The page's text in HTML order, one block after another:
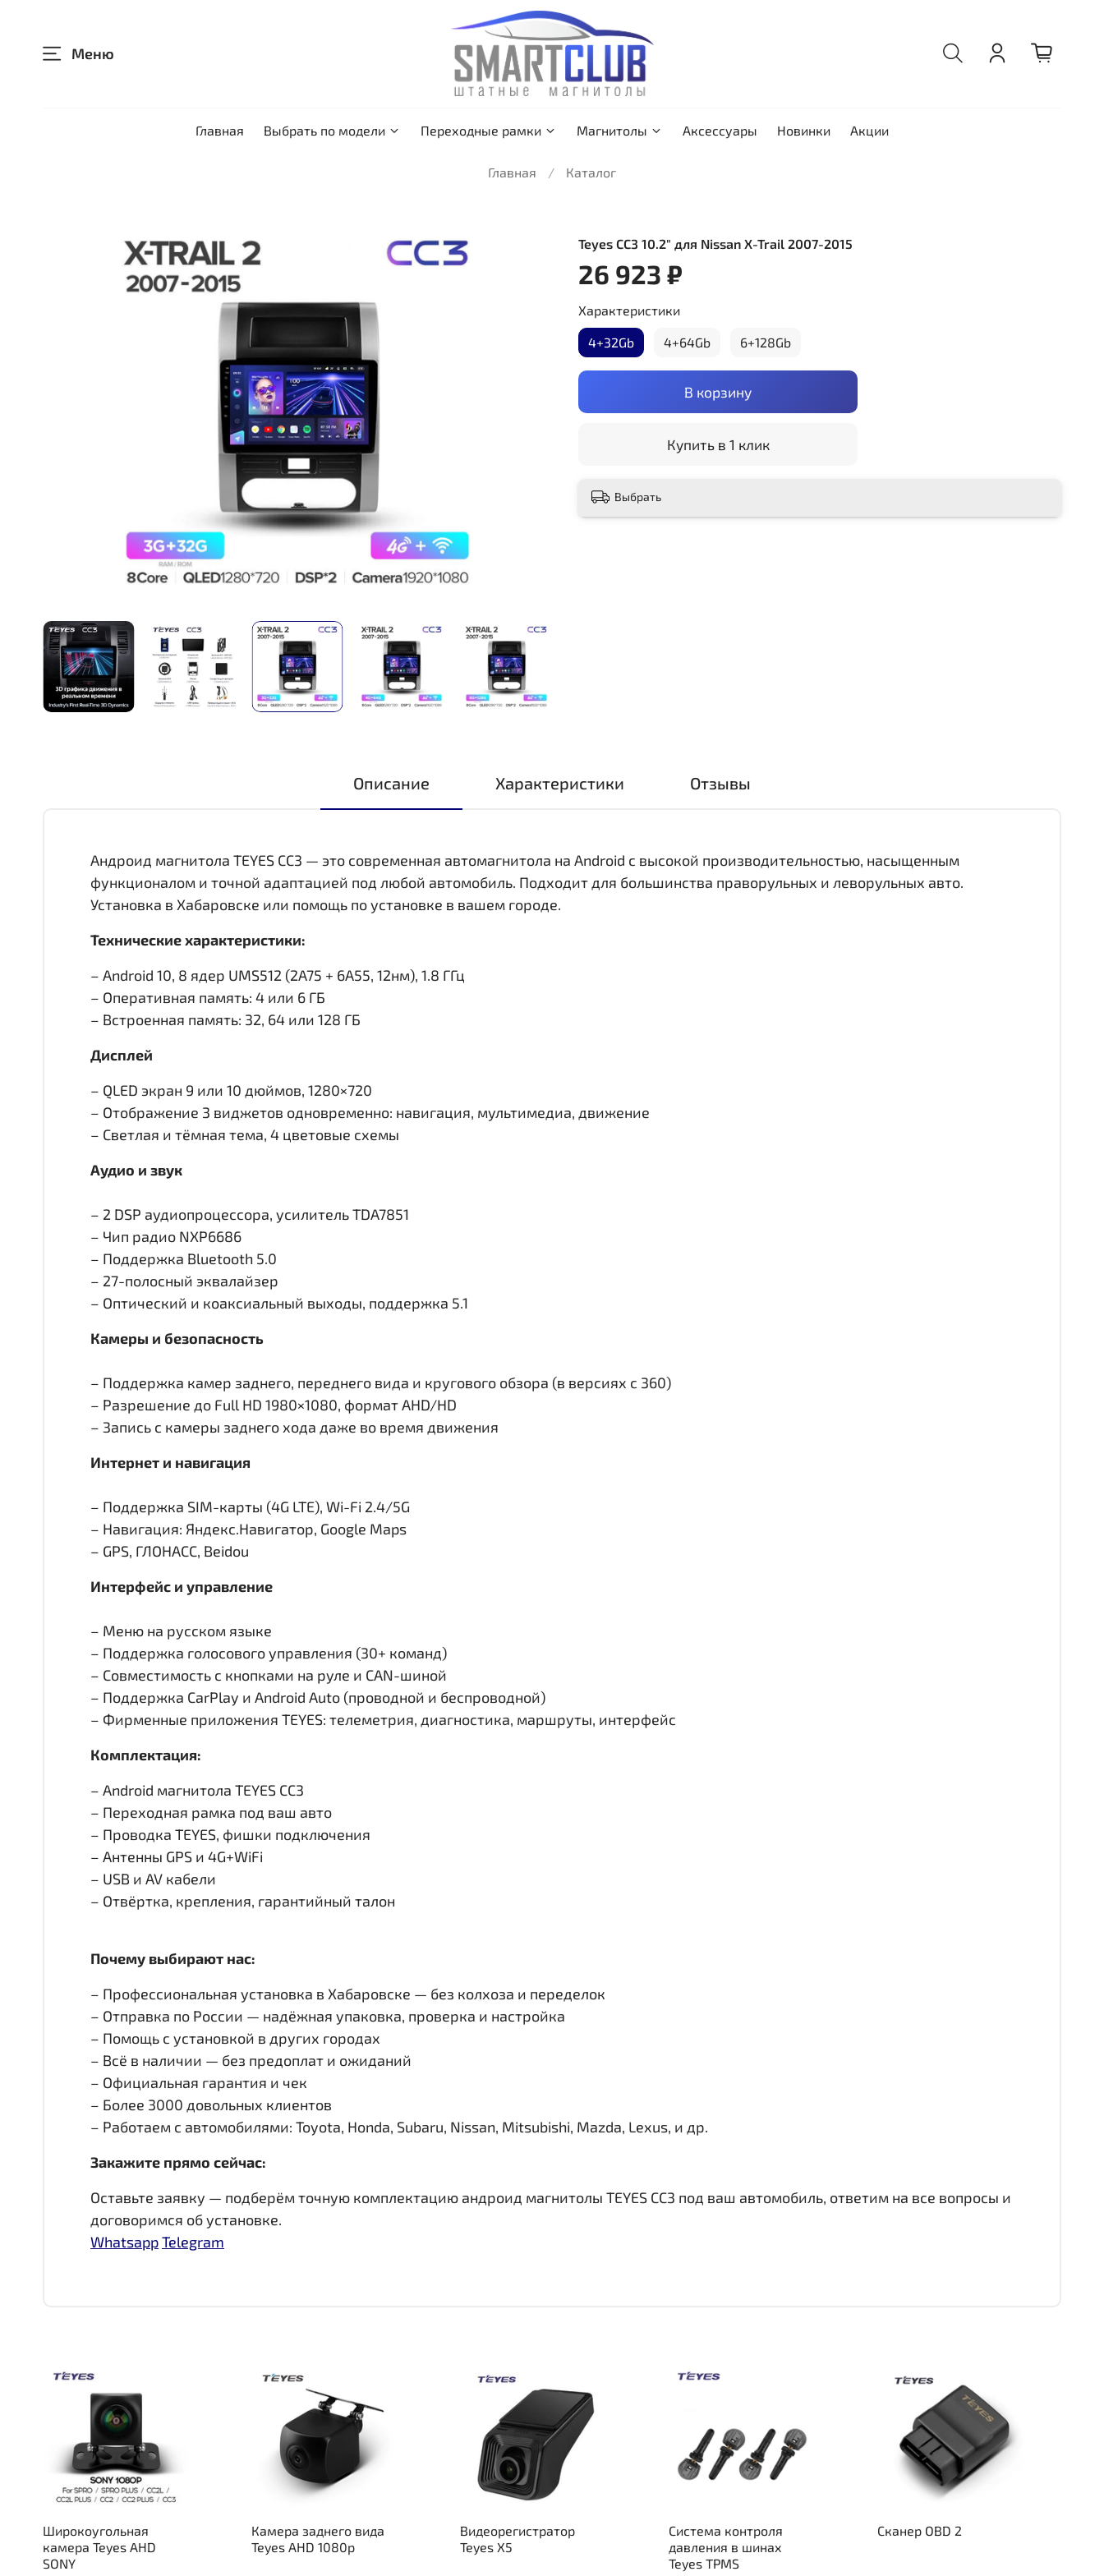
Меню
Главная Выбрать по модели Переходные рамки Магнитолы Аксессуары Новинки Акции
Главная Каталог
Teyes CC3 10.2" для Nissan X-Trail 2007-2015
26 923 ₽
В корзину
Купить в 1 клик
Характеристики
4+32Gb 4+64Gb 6+128Gb
Выбрать
Описание Характеристики Отзывы
Андроид магнитола TEYES CC3 — это современная автомагнитола на Android с высокой производительностью, насыщенным
функционалом и точной адаптацией под любой автомобиль. Подходит для большинства праворульных и леворульных авто.
Установка в Хабаровске или помощь по установке в вашем городе.
Технические характеристики:
– Android 10, 8 ядер UMS512 (2A75 + 6A55, 12нм), 1.8 ГГц
– Оперативная память: 4 или 6 ГБ
– Встроенная память: 32, 64 или 128 ГБ
Дисплей
– QLED экран 9 или 10 дюймов, 1280×720
– Отображение 3 виджетов одновременно: навигация, мультимедиа, движение
– Светлая и тёмная тема, 4 цветовые схемы
Аудио и звук
– 2 DSP аудиопроцессора, усилитель TDA7851
– Чип радио NXP6686
– Поддержка Bluetooth 5.0
– 27-полосный эквалайзер
– Оптический и коаксиальный выходы, поддержка 5.1
Камеры и безопасность
– Поддержка камер заднего, переднего вида и кругового обзора (в версиях с 360)
– Разрешение до Full HD 1980×1080, формат AHD/HD
– Запись с камеры заднего хода даже во время движения
Интернет и навигация
– Поддержка SIM-карты (4G LTE), Wi-Fi 2.4/5G
– Навигация: Яндекс.Навигатор, Google Maps
– GPS, ГЛОНАСС, Beidou
Интерфейс и управление
– Меню на русском языке
– Поддержка голосового управления (30+ команд)
– Совместимость с кнопками на руле и CAN-шиной
– Поддержка CarPlay и Android Auto (проводной и беспроводной)
– Фирменные приложения TEYES: телеметрия, диагностика, маршруты, интерфейс
Комплектация:
– Android магнитола TEYES CC3
– Переходная рамка под ваш авто
– Проводка TEYES, фишки подключения
– Антенны GPS и 4G+WiFi
– USB и AV кабели
– Отвёртка, крепления, гарантийный талон
Почему выбирают нас:
– Профессиональная установка в Хабаровске — без колхоза и переделок
– Отправка по России — надёжная упаковка, проверка и настройка
– Помощь с установкой в других городах
– Всё в наличии — без предоплат и ожиданий
– Официальная гарантия и чек
– Более 3000 довольных клиентов
– Работаем с автомобилями: Toyota, Honda, Subaru, Nissan, Mitsubishi, Mazda, Lexus, и др.
Закажите прямо сейчас:
Оставьте заявку — подберём точную комплектацию андроид магнитолы TEYES CC3 под ваш автомобиль, ответим на все вопросы и
договоримся об установке.
WhatsappTelegram
Широкоугольная
камера Teyes AHD
SONY
Камера заднего вида
Teyes AHD 1080p
Видеорегистратор
Teyes X5
Система контроля
давления в шинах
Teyes TPMS
Сканер OBD 2